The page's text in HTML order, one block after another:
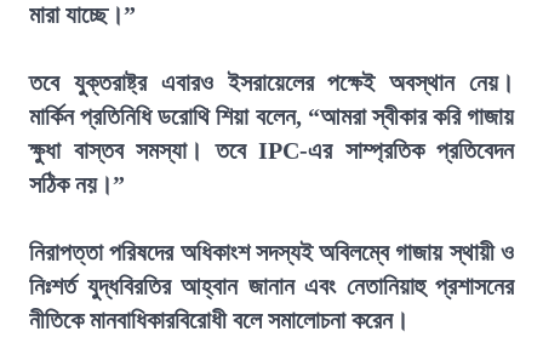
মারা যাচ্ছে।”
তবে যুক্তরাষ্ট্র এবারও ইসরায়েলের পক্ষেই অবস্থান নেয়।
মার্কিন প্রতিনিধি ডরোথি শিয়া বলেন, “আমরা স্বীকার করি গাজায়
ক্ষুধা বাস্তব সমস্যা। তবে IPC-এর সাম্প্রতিক প্রতিবেদন
সঠিক নয়।”
নিরাপত্তা পরিষদের অধিকাংশ সদস্যই অবিলম্বে গাজায় স্থায়ী ও
নিঃশর্ত যুদ্ধবিরতির আহ্বান জানান এবং নেতানিয়াহু প্রশাসনের
নীতিকে মানবাধিকারবিরোধী বলে সমালোচনা করেন।